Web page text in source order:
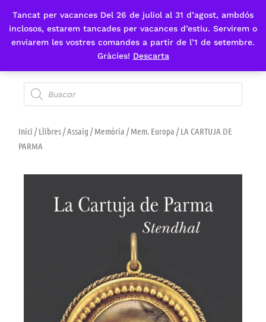
Tancat per vacances Del 26 de juliol al 31 d’agost, ambdós
inclosos, estarem tancades per vacances d’estiu. Servirem o
enviarem les vostres comandes a partir de l’1 de setembre.
Gràcies! Descarta
Fes-te'n sòcia
Inici /Llibres/Assaig /Memòria /Mem. Europa / LA CARTUJA DE
PARMA